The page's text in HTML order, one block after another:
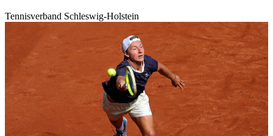
Tennisverband Schleswig-Holstein